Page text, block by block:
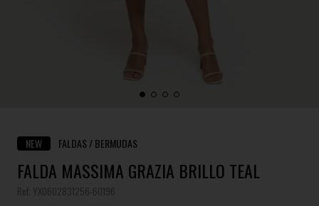
NEW FALDAS / BERMUDAS
FALDA MASSIMA GRAZIA BRILLO TEAL
Ref. YX0602831256-60196